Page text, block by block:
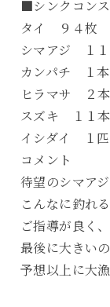
■シンクコン
タイ ９４枚
シマアジ １
カンパチ １本
ヒラマサ ２本
スズキ １１本
イシダイ １匹
コメント
待望のシマア
こんなに釣れ
ご指導が良く
最後に大きい
予想以上に大